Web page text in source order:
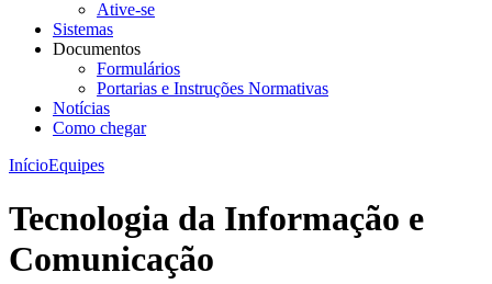
Ative-se
Sistemas
Documentos
Formulários
Portarias e Instruções Normativas
Notícias
Como chegar
InícioEquipes
Tecnologia da Informação e
Comunicação